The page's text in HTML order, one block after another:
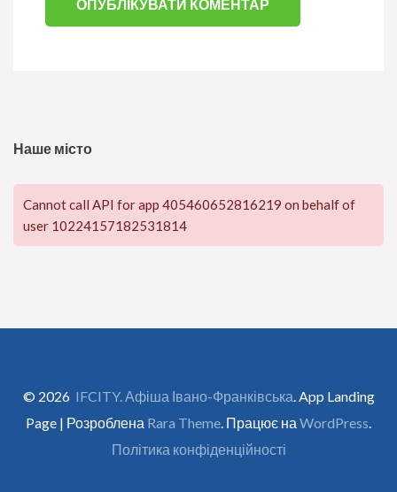
Наше місто
Cannot call API for app 405460652816219 on behalf of
user 10224157182531814
© 2026 IFCITY. Афіша Івано-Франківська . App Landing
Page | Розроблена Rara Theme . Працює на WordPress
Політика конфіденційності